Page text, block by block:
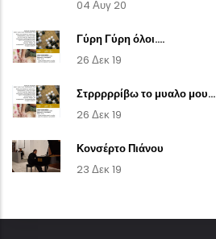
04 Αυγ 20
Γύρη Γύρη όλοι....
26 Δεκ 19
Στρρρρρίβω το μυαλο μου...
26 Δεκ 19
Κονσέρτο Πιάνου
23 Δεκ 19